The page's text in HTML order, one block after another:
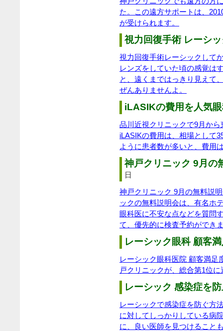
た。この遠方サポートは、
が受けられます。
視力回復手術 レーシ
視力回復手術レーシックして
レンズをしていた頃の感覚は
と、遠くまではっきり見えて
ぜんありませんよ。
iLASIKの費用を人気
品川近視クリニックで9月か
iLASIKの費用は、相場として
ように患者数が多いと、費用
神戸クリニック 9月の
日
神戸クリニック 9月の無料説
ックの無料説明会は、有名ホ
眼科医に不安な点などを質問
て、優先的に検査予約ができ
レーシック眼科 顧客
レーシック眼科医院 顧客満足
戸クリニックが、総合第1位
レーシック 感染症を
レーシックで感染症を防ぐ方
に対してしっかりしている病
に、良い医師を見つけること